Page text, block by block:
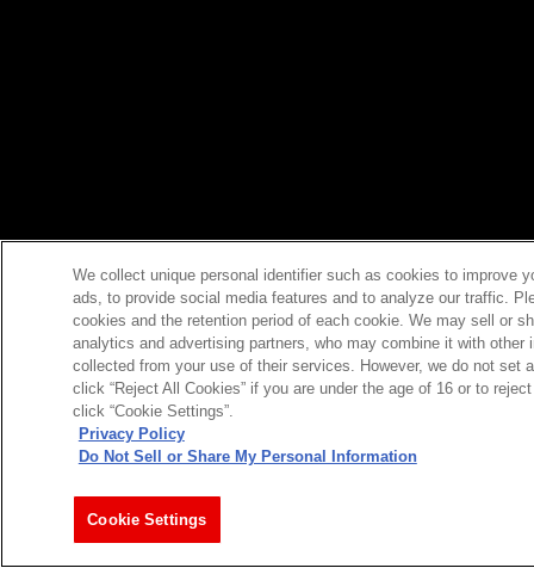
We collect unique personal identifier such as cookies to improve
ads, to provide social media features and to analyze our traffic.
cookies and the retention period of each cookie. We may sell or
analytics and advertising partners, who may combine it with
collected from your use of their services. However, we do not set
click “Reject All Cookies” if you are under the age of 16 or to
click “Cookie Settings”.
Privacy Policy
Do Not Sell or Share My Personal Information
Cookie Settings